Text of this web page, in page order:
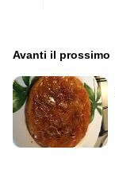
Avanti il ​​prossimo